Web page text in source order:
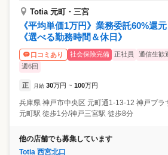
Totia 元町・三宮
《平均単価1万円》業務委託60%還
《選べる勤務時間＆休日》
口コミあり 社会保険完備 正社員 通信生歓
週6回
正 月給 30万円 ~ 100万円
兵庫県 神戸市中央区 元町通1‐13‐12 神戸プ
元町駅 徒歩1分/神戸三宮駅 徒歩8分
他の店舗でも募集しています
Totia 西宮北口